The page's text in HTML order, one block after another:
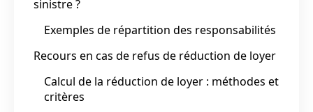
sinistre ?
Exemples de répartition des responsabilités
Recours en cas de refus de réduction de loyer
Calcul de la réduction de loyer : méthodes et
critères